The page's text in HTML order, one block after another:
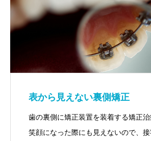
表から見えない裏側矯正
歯の裏側に矯正装置を装着する矯正治
笑顔になった際にも見えないので、